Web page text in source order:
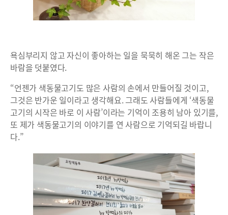
욕심부리지 않고 자신이 좋아하는 일을 묵묵히 해온 그는 작은
바람을 덧붙였다.
“언젠가 색동물고기도 많은 사람의 손에서 만들어질 것이고,
그것은 반가운 일이라고 생각해요. 그래도 사람들에게 ‘색동물
고기의 시작은 바로 이 사람’이라는 기억이 조용히 남아 있기를,
또 제가 색동물고기의 이야기를 연 사람으로 기억되길 바랍니
다.”